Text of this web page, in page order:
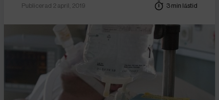
Publicerad 2 april, 2019 3 min lästid